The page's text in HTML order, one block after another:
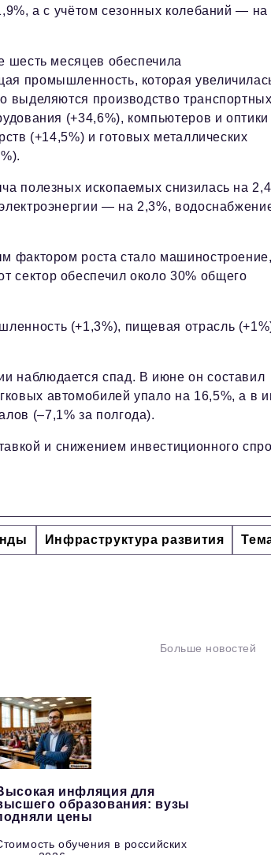
а с учётом сезонных колебаний — на
шесть месяцев обеспечила
промышленность, которая
выделяются производство транспортных
(+34,6%), компьютеров и оптики
(+14,5%) и готовых металлических
полезных ископаемых снизилась на
— на 2,3%,
фактором роста стало машиностроение,
сектор обеспечил около 30% общего
(+1,3%), пищевая отрасль
наблюдается спад. В июне он составил
автомобилей упало на 16,5%, а в
(–7,1% за полгода).
и снижением инвестиционного
Инфраструктура развития
Больше новостей
инфляция для
образования: вузы
цены
обучения в российских